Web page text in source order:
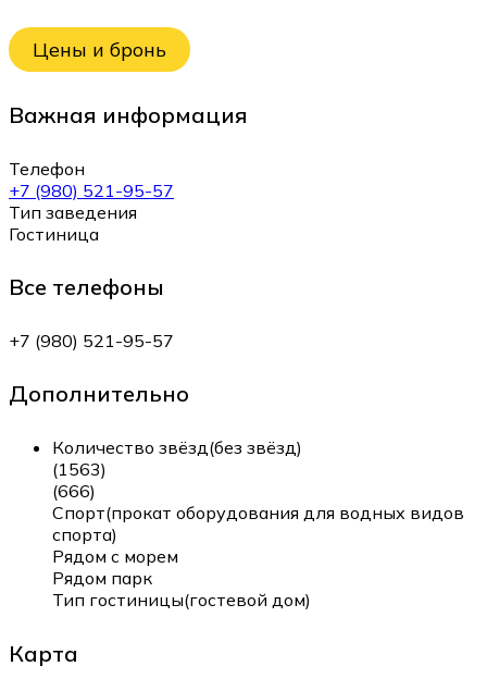
Цены и бронь
Важная информация
Телефон
+7 (980) 521-95-57
Тип заведения
Гостиница
Все телефоны
+7 (980) 521-95-57
Дополнительно
Количество звёзд(без звёзд)
(1563)
(666)
Спорт(прокат оборудования для водных видов
спорта)
Рядом с морем
Рядом парк
Тип гостиницы(гостевой дом)
Карта